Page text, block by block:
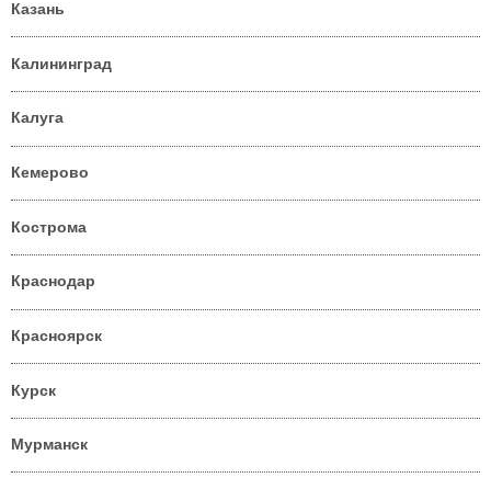
Казань
Калининград
Калуга
Кемерово
Кострома
Краснодар
Красноярск
Курск
Мурманск